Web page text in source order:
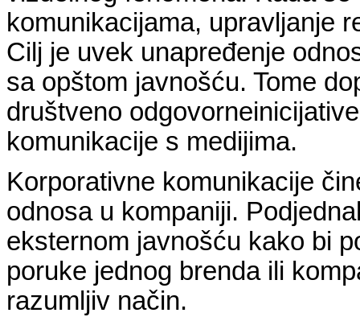
komunikacijama, upravljanje
Cilj je uvek unapređenje
sa opštom javnošću. Tome
društveno
komunikacije s medijima.
Korporativne komunikacije
odnosa u kompaniji.
eksternom javnošću kako bi
poruke jednog brenda ili
razumljiv način.